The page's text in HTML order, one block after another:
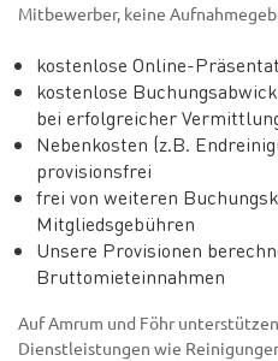
Mitbewerber, keine
kostenlose Online-
kostenlose
bei erfolgreicher
Nebenkosten (z.B.
provisionsfrei
frei von weiteren
Mitgliedsgebühren
Unsere Provisionen
Bruttomieteinnahmen
Auf Amrum und Föhr
Dienstleistungen wie